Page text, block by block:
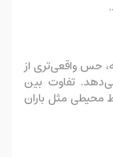
حس واقعی‌تری از
تفاوت بین
محیطی مثل باران